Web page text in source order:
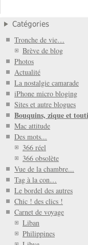
Catégories
Tronche de vie…
Brève de blog
Photos
Actualité
La nostalgie camarade
iPhone micro bloging
Sites et autre blogues
Bouquins, zique et
Mac attitude
Des mots...
366 réel
366 obsolète
Vue de la chambre...
Tag à la con…
Le bordel des autres
Chic ! des clics !
Carnet de voyage
Liban
Philippines